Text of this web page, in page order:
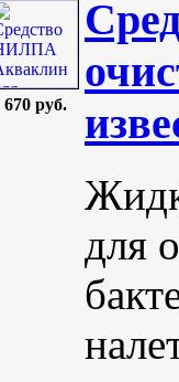
670 руб.
для